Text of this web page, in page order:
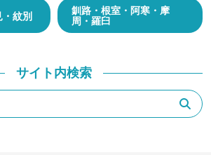
紋別 釧路・根室・阿寒・摩
周・羅臼
サイト内検索